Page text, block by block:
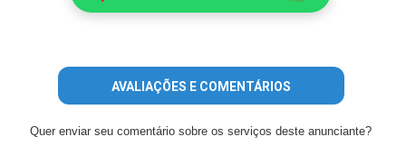
AVALIAÇÕES E COMENTÁRIOS
Quer enviar seu comentário sobre os serviços deste anunciante?